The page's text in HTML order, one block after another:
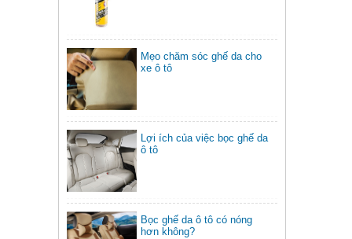
Mẹo chăm sóc ghế da cho
xe ô tô
Lợi ích của việc bọc ghế da
ô tô
Bọc ghế da ô tô có nóng
hơn không?